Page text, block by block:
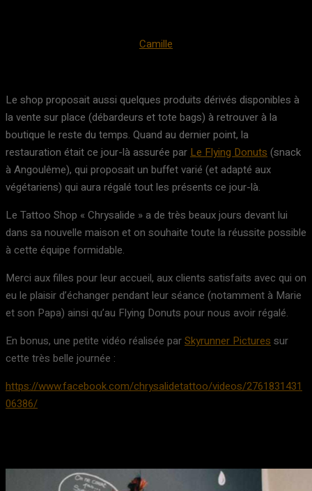
Camille
Le shop proposait aussi quelques produits dérivés disponibles à
la vente sur place (débardeurs et tote bags) à retrouver à la
boutique le reste du temps. Quand au dernier point, la
restauration était ce jour-là assurée par Le Flying Donuts (snack
à Angoulême), qui proposait un buffet varié (et adapté aux
végétariens) qui aura régalé tout les présents ce jour-là.
Le Tattoo Shop « Chrysalide » a de très beaux jours devant lui
dans sa nouvelle maison et on souhaite toute la réussite possible
à cette équipe formidable.
Merci aux filles pour leur accueil, aux clients satisfaits avec qui on
eu le plaisir d’échanger pendant leur séance (notamment à Marie
et son Papa) ainsi qu’au Flying Donuts pour nous avoir régalé.
En bonus, une petite vidéo réalisée parSkyrunner Pictures sur
cette très belle journée :
https://www.facebook.com/chrysalidetattoo/videos/2761831431
06386/